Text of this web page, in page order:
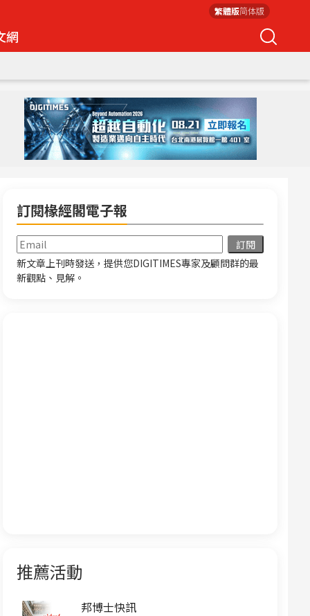
繁體版简体版
網
訂閱椽經閣電子報
新文章上刊時發送，提供您DIGITIMES專家及顧問群的最
新觀點、見解。
推薦活動
邦博士快訊